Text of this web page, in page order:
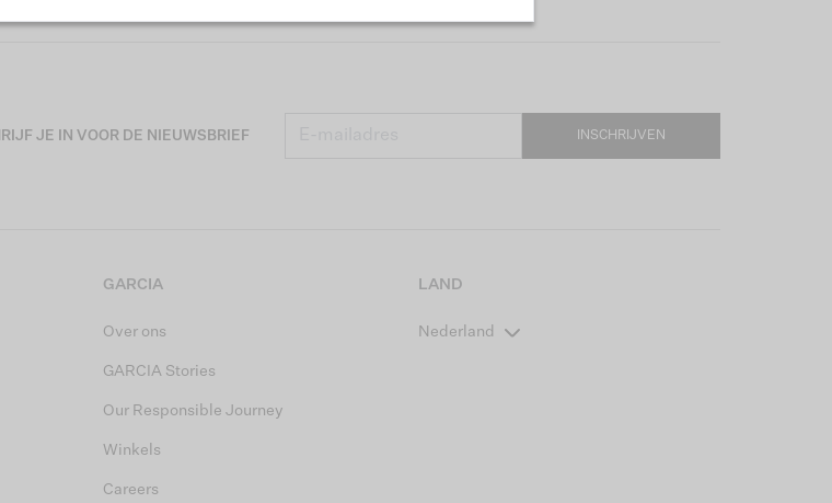
JE IN VOOR DE NIEUWSBRIEF INSCHRIJVEN
GARCIA
Over ons
GARCIA Stories
Our Responsible Journey
Winkels
Careers
LAND
Nederland